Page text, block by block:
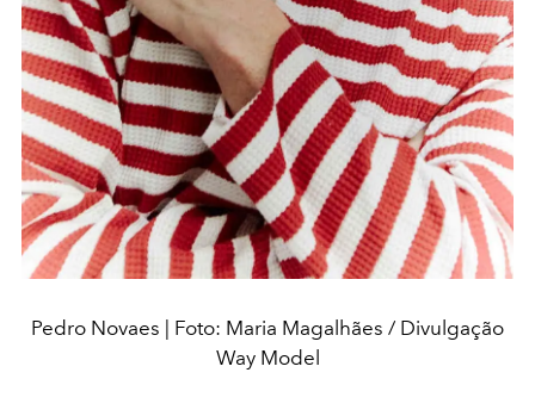
Pedro Novaes | Foto: Maria Magalhães / Divulgação
Way Model